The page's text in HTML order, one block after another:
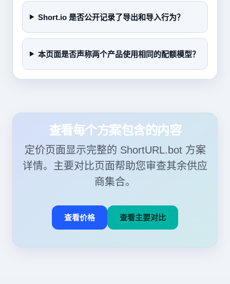
Short.io 是否公开记录了导出和导入行为？
本页面是否声称两个产品使用相同的配额模型？
查看每个方案包含的内容
定价页面显示完整的 ShortURL.bot 方案
详情。主要对比页面帮助您审查其余供应
商集合。
查看价格 查看主要对比